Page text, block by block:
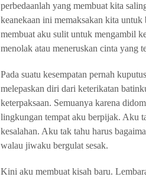
perbedaanlah yang membuat kita
keanekaan ini memaksakan kita
membuat aku sulit untuk mengambil
menolak atau meneruskan cinta yang
Pada suatu kesempatan pernah
melepaskan diri dari keterikatan
keterpaksaan. Semuanya karena
lingkungan tempat aku berpijak. Aku
kesalahan. Aku tak tahu harus
walau jiwaku bergulat sesak.
Kini aku membuat kisah baru.